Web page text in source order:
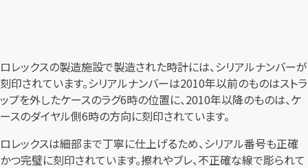
ロレックスの製造施設で製造された時計には、シリアルナンバーが
刻印されています。シリアルナンバーは2010年以前のものはストラ
ップを外したケースのラグ6時の位置に、2010年以降のものは、ケ
ースのダイヤル側6時の方向に刻印されています。
ロレックスは細部まで丁寧に仕上げるため、シリアル番号も正確
かつ完璧に刻印されています。擦れやブレ、不正確な線で彫られて